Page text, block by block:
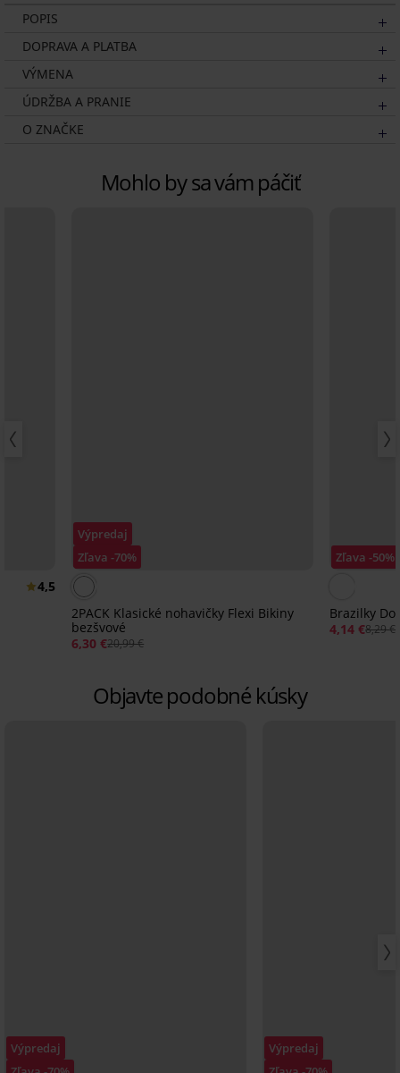
POPIS
DOPRAVA A PLATBA
VÝMENA
ÚDRŽBA A PRANIE
O ZNAČKE
Mohlo by sa vám páčiť
4,5
Výpredaj
Zľava -70%
2PACK Klasické nohavičky Flexi Bikiny
bezšvové
6,30 €20,99 €
Zľava -50%
Brazilky
4,14 €8,29 €
Objavte podobné kúsky
Výpredaj
Výpredaj